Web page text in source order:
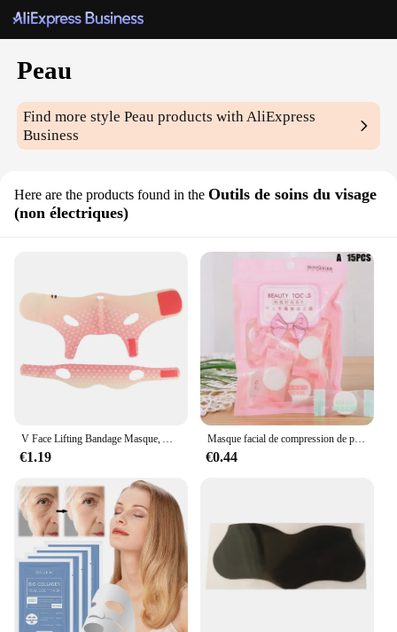
Peau
Find more stylePeau products with AliExpress
Business
Here are the products found in the Outils de soins du visage
(non électriques)
V Face Lifting Bandage Masque, Amincissant, Artifact, Raffermissement de la peau, Décoloration des ridules, Disponible jour et nuit
€1.19
Masque facial de compression de poulet hydratant ultra-mince, feuille de coton, soins de la peau du visage, masques enveloppés, papier, 5 pièces, 10 pièces, 15 pièces par sac
€0.44